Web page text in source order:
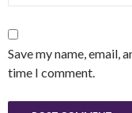
Save my name, email,
time I comment.